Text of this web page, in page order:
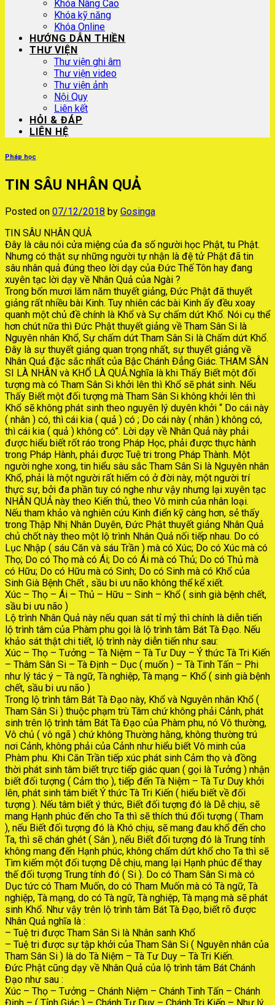
Khóa Nâng Cao
Khóa kỹ năng
Khóa Online
HƯỚNG DẪN THIỀN
THƯ VIỆN
Thư viện ghi âm
Thư viện video
Thư viện ảnh
Nội Quy
Liên kết
HỎI & ĐÁP
LIÊN HỆ
Pháp học
TIN SÂU NHÂN QUẢ
Posted on 07/12/2018 by Gosinga
TIN SÂU NHÂN QUẢ
Đây là câu nói cửa miệng của đa số người học Phật, tu Phật.
Nhưng có thật sự những người tự nhận là đệ tử Phật đã tin
sâu nhân quả đúng theo lời dạy của Đức Thế Tôn hay đang
xuyên tạc lời dạy về Nhân Quả của Ngài ?
Trong bốn mươi lăm năm thuyết giảng, Đức Phật đã thuyết
giảng rất nhiều bài Kinh. Tuy nhiên các bài Kinh ấy đều xoay
quanh một chủ đề chính là Khổ và Sự chấm dứt Khổ. Nói cụ thể
hơn chút nữa thì Đức Phật thuyết giảng về Tham Sân Si là
Nguyên nhân Khổ, Sự chấm dứt Tham Sân Si là Chấm dứt Khổ.
Đây là sự thuyết giảng quan trọng nhất, sự thuyết giảng về
Nhân Quả đặc sắc nhất của Bậc Chánh Đẳng Giác. THAM SÂN
SI LÀ NHÂN và KHỔ LÀ QUẢ.Nghĩa là khi Thấy Biết một đối
tượng mà có Tham Sân Si khởi lên thì Khổ sẽ phát sinh. Nếu
Thấy Biết một đối tượng mà Tham Sân Si không khởi lên thì
Khổ sẽ không phát sinh theo nguyên lý duyên khởi “ Do cái này
( nhân ) có, thì cái kia ( quả ) có ; Do cái này ( nhân ) không có,
thì cái kia ( quả ) không có”. Lời dạy về Nhân Quả này phải
được hiểu biết rốt ráo trong Pháp Học, phải được thực hành
trong Pháp Hành, phải được Tuệ tri trong Pháp Thành. Một
người nghe xong, tin hiểu sâu sắc Tham Sân Si là Nguyên nhân
Khổ, phải là một người rất hiếm có ở đời này, một người trí
thực sự, bởi đa phần tuy có nghe như vậy nhưng lại xuyên tạc
NHÂN QUẢ này theo Kiến thủ, theo Vô minh của nhân loại.
Nếu tham khảo và nghiên cứu Kinh điển kỹ càng hơn, sẻ thấy
trong Thập Nhị Nhân Duyên, Đức Phật thuyết giảng Nhân Quả
chủ chốt này theo một lộ trình Nhân Quả nối tiếp nhau. Do có
Lục Nhập ( sáu Căn và sáu Trần ) mà có Xúc; Do có Xúc mà có
Thọ; Do có Thọ mà có Ái; Do có Ái mà có Thủ; Do có Thủ mà
có Hữu; Do có Hữu mà có Sinh; Do có Sinh mà có Khổ của
Sinh Già Bệnh Chết , sầu bi ưu não không thể kể xiết.
Xúc – Thọ – Ái – Thủ – Hữu – Sinh – Khổ ( sinh già bệnh chết,
sầu bi ưu não )
Lộ trình Nhân Quả này nếu quan sát tỉ mỷ thì chính là diễn tiến
lộ trình tâm của Phàm phu gọi là lộ trình tâm Bát Tà Đạo. Nếu
khảo sát thật chi tiết, lộ trình này diễn tiến như sau:
Xúc – Thọ – Tưởng – Tà Niệm – Tà Tư Duy – Ý thức Tà Tri Kiến
– Thâm Sân Si – Tà Định – Dục ( muốn ) – Tà Tinh Tấn – Phi
như lý tác ý – Tà ngữ, Tà nghiệp, Tà mạng – Khổ ( sinh già bệnh
chết, sầu bi ưu não )
Trong lộ trình tâm Bát Tà Đạo này, Khổ và Nguyên nhân Khổ (
Tham Sân Si ) thuộc phạm trù Tâm chứ không phải Cảnh, phát
sinh trên lộ trình tâm Bát Tà Đạo của Phàm phu, nó Vô thường,
Vô chủ ( vô ngã ) chứ không Thường hằng, không thường trú
nơi Cảnh, không phải của Cảnh như hiểu biết Vô minh của
Phàm phu. Khi Căn Trần tiếp xúc phát sinh Cảm thọ và đồng
thời phát sinh tâm biết trực tiếp giác quan ( gọi là Tưởng ) nhận
biết đối tượng ( Cảm thọ ), tiếp đến Tà Niệm – Tà Tư Duy khởi
lên, phát sinh tâm biết Ý thức Tà Tri Kiến ( hiểu biết về đối
tượng ). Nếu tâm biết ý thức, Biết đối tượng đó là Dễ chịu, sẽ
mang Hạnh phúc đến cho Ta thì sẽ thích thú đối tượng ( Tham
), nếu Biết đối tượng đó là Khó chịu, sẽ mang đau khổ đến cho
Ta, thì sẽ chán ghét ( Sân ), nếu Biết đối tượng đó là Trung tính
không mang đến Hạnh phúc, không chấm dứt khổ cho Ta thì sẽ
Tìm kiếm một đối tượng Dễ chịu, mang lại Hạnh phúc để thay
thế đối tượng Trung tính đó ( Si ). Do có Tham Sân Si mà có
Dục tức có Tham Muốn, do có Tham Muốn mà có Tà ngữ, Tà
nghiệp, Tà mạng, do có Tà ngữ, Tà nghiệp, Tà mạng mà sẽ phát
sinh Khổ. Như vậy trên lộ trình tâm Bát Tà Đạo, biết rõ được
Nhân Quả nghĩa là :
– Tuệ tri được Tham Sân Si là Nhân sanh Khổ
– Tuệ tri được sự tập khởi của Tham Sân Si ( Nguyên nhân của
Tham Sân Si ) là do Tà Niệm – Tà Tư Duy – Tà Tri Kiến.
Đức Phật cũng dạy về Nhân Quả của lộ trình tâm Bát Chánh
Đạo như sau :
Xúc – Thọ – Tưởng – Chánh Niệm – Chánh Tinh Tấn – Chánh